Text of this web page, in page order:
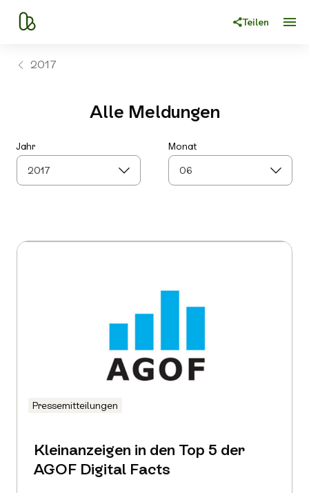
Teilen
2017
Alle Meldungen
Jahr Monat
Kleinanzeigen in den Top 5 der
AGOF Digital Facts
Pressemitteilungen